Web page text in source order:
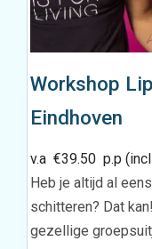
Workshop
Eindhoven
v.a€39.50 p.p
Heb je altijd al
schitteren? Dat
gezellige